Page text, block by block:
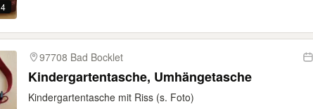
4
97708 Bad Bocklet
Kindergartentasche, Umhängetasche
Kindergartentasche mit Riss (s. Foto)